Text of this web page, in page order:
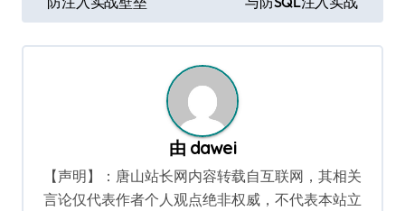
导
由 dawei
【声明】：唐山站长网内容转载自互联网，其相关
言论仅代表作者个人观点绝非权威，不代表本站立